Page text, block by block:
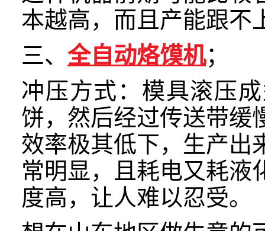
本越高，而且产能跟不
三、 全自动烙馍机；
冲压方式：模具滚压
饼，然后经过传送带缓
效率极其低下，生产出
常明显，且耗电又耗液
度高，让人难以忍受。